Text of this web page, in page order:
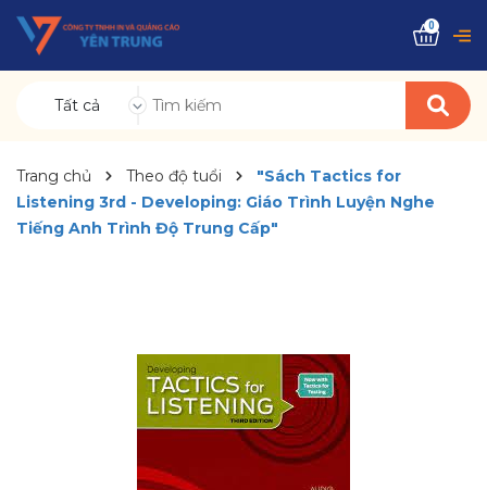
Tất cả
0
Trang chủ Theo độ tuổi
"Sách Tactics for
Listening 3rd - Developing: Giáo Trình Luyện Nghe
Tiếng Anh Trình Độ Trung Cấp"